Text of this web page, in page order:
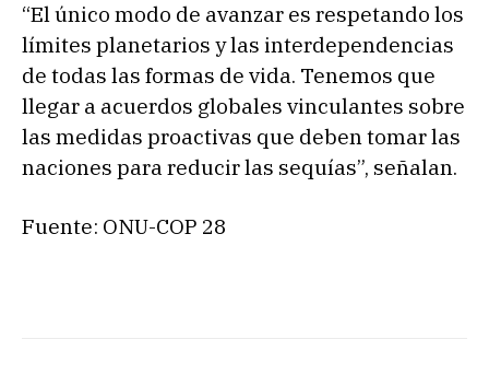
“El único modo de avanzar es respetando los
límites planetarios y las interdependencias
de todas las formas de vida. Tenemos que
llegar a acuerdos globales vinculantes sobre
las medidas proactivas que deben tomar las
naciones para reducir las sequías”, señalan.
Fuente: ONU-COP 28